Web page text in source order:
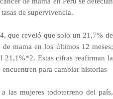
de supervivencia.
que reveló que solo un 21,7% de
mama en los últimos 12 meses;
21,1%*2. Estas cifras reafirman la
para cambiar historias
las mujeres todoterreno del país,